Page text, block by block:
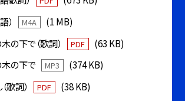
）
M4A
(1 MB)
の下で（歌詞）
PDF
(63 KB)
木の下で
MP3
(374 KB)
歌詞）
PDF
(38 KB)